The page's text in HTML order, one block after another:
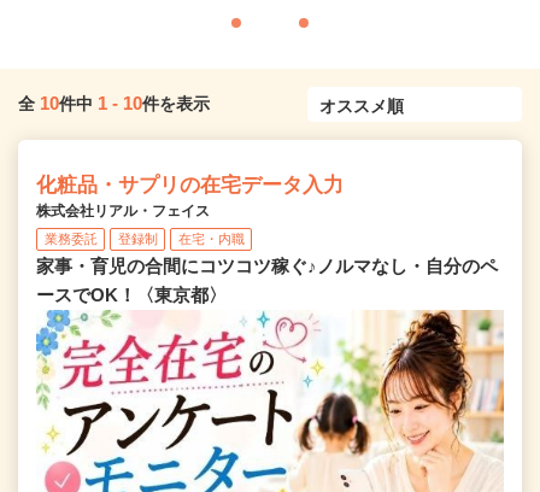
全 10件中 1 - 10件を表示
化粧品・サプリの在宅データ入力
株式会社リアル・フェイス
業務委託 登録制 在宅・内職
家事・育児の合間にコツコツ稼ぐ♪ノルマなし・自分のペ
ースでOK！〈東京都〉